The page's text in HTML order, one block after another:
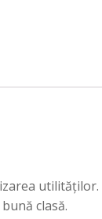
clasă.